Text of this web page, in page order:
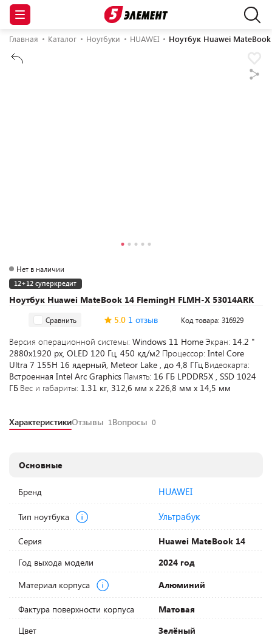
Главная Каталог Ноутбуки HUAWEI Ноутбук Huawei
Ноутбук Huawei MateBook 14 FlemingH FLMH-X 53014ARK
Нет в наличии
12+12 суперкредит
Сравнить 5.0 1 отзыв Код товара: 316929
Версия операционной системы: Windows 11 Home Экран: 14.2 "
2880х1920 px, OLED 120 Гц, 450 кд/м2 Процессор: Intel Core
Ultra 7 155H 16 ядерный, Meteor Lake , до 4,8 ГГц Видеокарта:
Встроенная Intel Arc Graphics Память: 16 ГБ LPDDR5X , SSD 1024
ГБ Вес и габариты: 1.31 кг, 312,6 мм х 226,8 мм х 14,5 мм
ХарактеристикиОтзывы 1Вопросы 0
Основные
Бренд HUAWEI
Тип ноутбука Ультрабук
Серия
Huawei MateBook 14
Год выхода модели
2024 год
Материал корпуса
Алюминий
Фактура поверхности корпуса
Матовая
Цвет
Зелёный